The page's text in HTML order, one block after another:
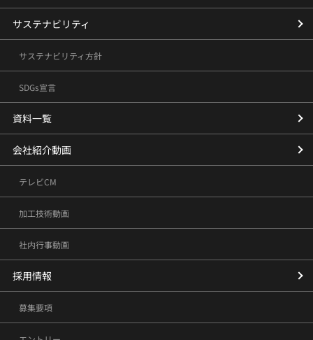
サステナビリティ
サステナビリティ方針
SDGs宣言
資料一覧
会社紹介動画
テレビCM
加工技術動画
社内行事動画
採用情報
募集要項